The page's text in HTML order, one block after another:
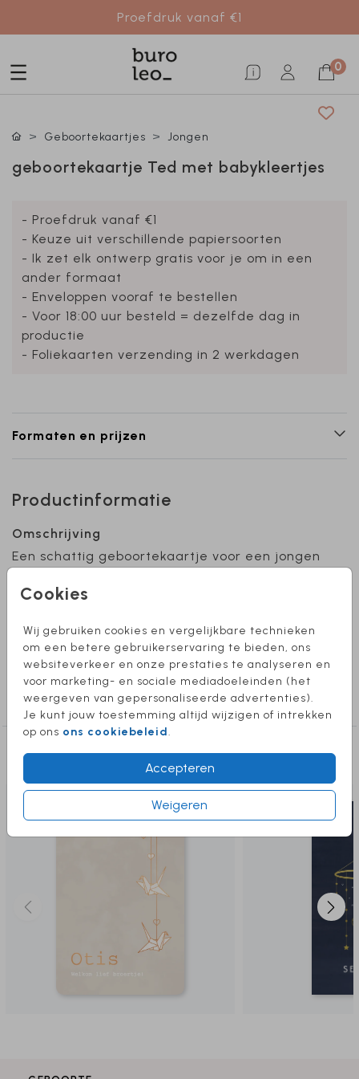
Proefdruk vanaf €1
0
Cookies
Wij gebruiken cookies en vergelijkbare technieken
om een betere gebruikerservaring te bieden, ons
websiteverkeer en onze prestaties te analyseren en
voor marketing- en sociale mediadoeleinden (het
weergeven van gepersonaliseerde advertenties).
Je kunt jouw toestemming altijd wijzigen of intrekken
op ons ons cookiebeleid.
Accepteren
Weigeren
Geboortekaartjes Jongen
geboortekaartje Ted met babykleertjes
- Proefdruk vanaf €1
- Keuze uit verschillende papiersoorten
- Ik zet elk ontwerp gratis voor je om in een
ander formaat
- Enveloppen vooraf te bestellen
- Voor 18:00 uur besteld = dezelfde dag in
productie
- Foliekaarten verzending in 2 werkdagen
Formaten en prijzen
Productinformatie
Omschrijving
Een schattig geboortekaartje voor een jongen
ander formaat of heb je hulp nodig bij het
helpen je graag verder!
Toon meer
Collectie
Jongen
Deze producten vind je misschien ook